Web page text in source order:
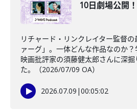
10日劇場公開
リチャード・リンクレイター監督
ァーグ」。一体どんな作品なのか？
映画批評家の須藤健太郎さんに深
た。（2026/07/09 OA）
2026.07.09 |00:05:02